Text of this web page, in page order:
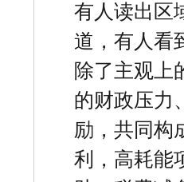
有人读出区
道，有人看
除了主观上
的财政压力
励，共同构
利，高耗能